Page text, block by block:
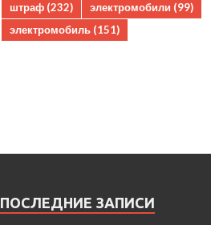
штраф (232) электромобили (99)
электромобиль (151)
ПОСЛЕДНИЕ ЗАПИСИ